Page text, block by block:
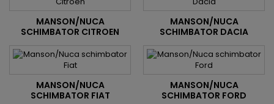
MANSON/NUCA
SCHIMBATOR CITROEN
MANSON/NUCA
SCHIMBATOR DACIA
MANSON/NUCA
SCHIMBATOR FIAT
MANSON/NUCA
SCHIMBATOR FORD